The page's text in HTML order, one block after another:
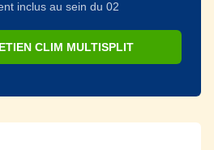
inclus au sein du 02
CLIM MULTISPLIT